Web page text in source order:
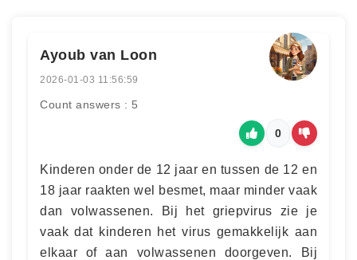
Ayoub van Loon
2026-01-03 11:56:59
Count answers : 5
0
Kinderen onder de 12 jaar en tussen de 12 en
18 jaar raakten wel besmet, maar minder vaak
dan volwassenen. Bij het griepvirus zie je
vaak dat kinderen het virus gemakkelijk aan
elkaar of aan volwassenen doorgeven. Bij